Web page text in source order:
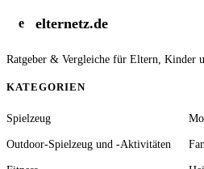
e elternetz.de
Ratgeber & Vergleiche für Eltern, Kinder
KATEGORIEN
Spielzeug
Outdoor-Spielzeug und -Aktivitäten